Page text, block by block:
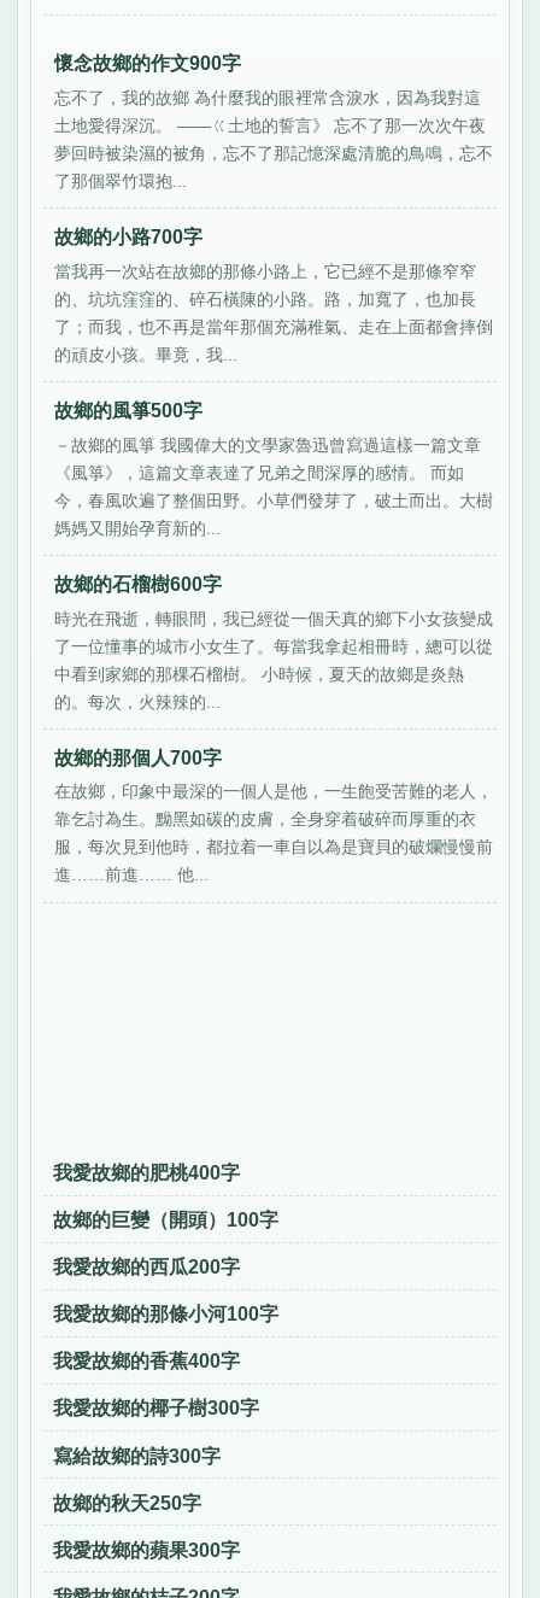
懷念故鄉的作文900字
忘不了，我的故鄉 為什麼我的眼裡常含淚水，因為我對這
土地愛得深沉。 ——ㄍ土地的誓言》 忘不了那一次次午夜
夢回時被染濕的被角，忘不了那記憶深處清脆的鳥鳴，忘不
了那個翠竹環抱...
故鄉的小路700字
當我再一次站在故鄉的那條小路上，它已經不是那條窄窄
的、坑坑窪窪的、碎石橫陳的小路。路，加寬了，也加長
了；而我，也不再是當年那個充滿稚氣、走在上面都會摔倒
的頑皮小孩。畢竟，我...
故鄉的風箏500字
－故鄉的風箏 我國偉大的文學家魯迅曾寫過這樣一篇文章
《風箏》，這篇文章表達了兄弟之間深厚的感情。 而如
今，春風吹遍了整個田野。小草們發芽了，破土而出。大樹
媽媽又開始孕育新的...
故鄉的石榴樹600字
時光在飛逝，轉眼間，我已經從一個天真的鄉下小女孩變成
了一位懂事的城市小女生了。每當我拿起相冊時，總可以從
中看到家鄉的那棵石榴樹。 小時候，夏天的故鄉是炎熱
的。每次，火辣辣的...
故鄉的那個人700字
在故鄉，印象中最深的一個人是他，一生飽受苦難的老人，
靠乞討為生。黝黑如碳的皮膚，全身穿着破碎而厚重的衣
服，每次見到他時，都拉着一車自以為是寶貝的破爛慢慢前
進……前進…… 他...
我愛故鄉的肥桃400字
故鄉的巨變（開頭）100字
我愛故鄉的西瓜200字
我愛故鄉的那條小河100字
我愛故鄉的香蕉400字
我愛故鄉的椰子樹300字
寫給故鄉的詩300字
故鄉的秋天250字
我愛故鄉的蘋果300字